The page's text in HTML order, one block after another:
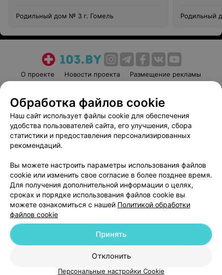
Родильный дом № 3 г. Гомель Родильный
О проекте Новости проекта
Размещение рекламы
Пользовательское соглашение
Способы оплаты
Вакансии
Партнеры
Написать руководителю 103.by
Обработка персональных данных
© 2026 ООО «Артокс Лаб», УНП 191700409
| 220012, Республика Беларусь,
Служба поддержки +375 291212755
Обработка файлов cookie
Наш сайт использует файлы cookie для обеспечения
удобства пользователей сайта, его улучшения, сбора
статистики и предоставления персонализированных
рекомендаций.
Вы можете настроить параметры использования файлов
cookie или изменить свое согласие в более позднее время.
Для получения дополнительной информации о целях,
сроках и порядке использования файлов cookie вы
можете ознакомиться с нашей Политикой обработки
файлов cookie
Отклонить
Принять
Персональные настройки Cookie